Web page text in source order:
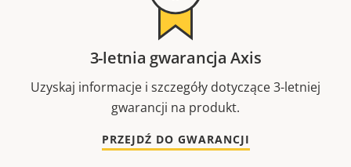
3-letnia gwarancja Axis
Uzyskaj informacje i szczegóły dotyczące 3-letniej
gwarancji na produkt.
PRZEJDŹ DO GWARANCJI